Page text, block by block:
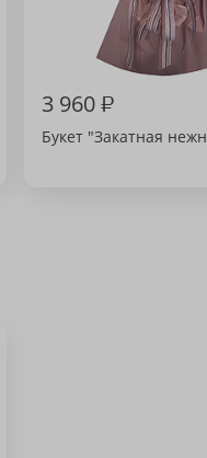
3 960₽
Букет "Закатная